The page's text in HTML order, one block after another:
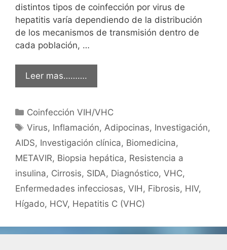
distintos tipos de coinfección por virus de
hepatitis varía dependiendo de la distribución
de los mecanismos de transmisión dentro de
cada población, …
Leer mas……….
Categorías
Coinfección VIH/VHC
Etiquetas
Virus, Inflamación,Adipocinas, Investigación,
AIDS, Investigación clínica, Biomedicina,
METAVIR, Biopsia hepática, Resistencia a
insulina, Cirrosis, SIDA, Diagnóstico, VHC,
Enfermedades infecciosas, VIH, Fibrosis, HIV,
Hígado, HCV, Hepatitis C (VHC)